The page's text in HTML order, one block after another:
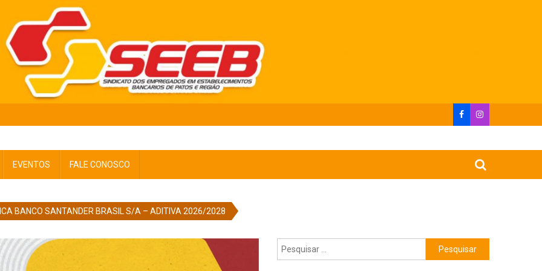
EVENTOS FALE CONOSCO
BANCO SANTANDER BRASIL S/A – ADITIVA 2026/2028
Pesquisar
por: